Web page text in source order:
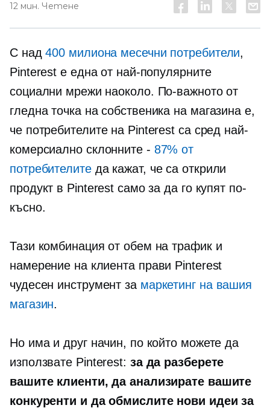
12 мин. Четене
С над400 милиона месечни потребители,
Pinterest е една от най-популярните
социални мрежи наоколо. По-важното от
гледна точка на собственика на магазина е,
че потребителите на Pinterest са сред най-
комерсиално склонните - 87% от
потребителитеда кажат, че са открили
продукт в Pinterest само за да го купят по-
късно.
Тази комбинация от обем на трафик и
намерение на клиента прави Pinterest
чудесен инструмент за маркетинг на вашия
магазин.
Но има и друг начин, по който можете да
използвате Pinterest: за да разберете
вашите клиенти, да анализирате вашите
конкуренти и да обмислите нови идеи за